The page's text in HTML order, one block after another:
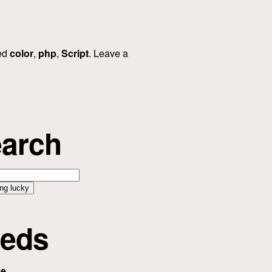
color, php, Script. Leave a